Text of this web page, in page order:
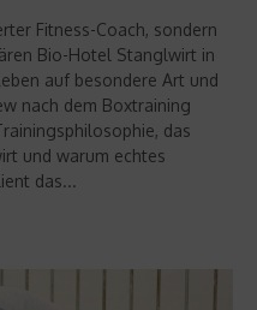
Fitness-Coach, sondern
Bio-Hotel Stanglwirt in
auf besondere Art und
nach dem Boxtraining
das
und warum echtes
das...